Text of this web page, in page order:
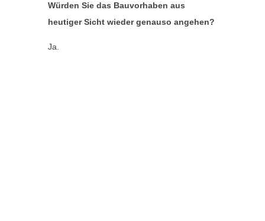
Würden Sie das Bauvorhaben aus
heutiger Sicht wieder genauso angehen?
Ja.